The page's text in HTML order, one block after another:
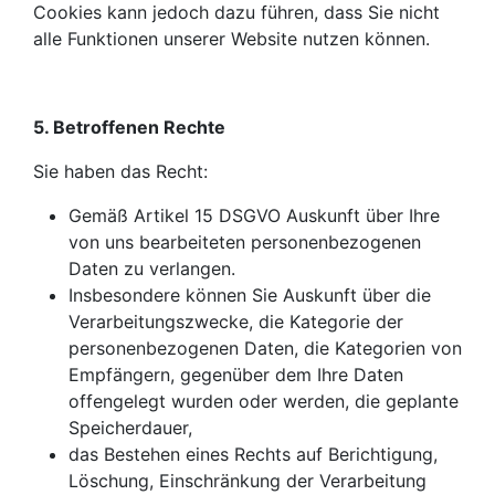
Cookies kann jedoch dazu führen, dass Sie nicht
alle Funktionen unserer Website nutzen können.
5. Betroffenen Rechte
Sie haben das Recht:
Gemäß Artikel 15 DSGVO Auskunft über Ihre
von uns bearbeiteten personenbezogenen
Daten zu verlangen.
Insbesondere können Sie Auskunft über die
Verarbeitungszwecke, die Kategorie der
personenbezogenen Daten, die Kategorien von
Empfängern, gegenüber dem Ihre Daten
offengelegt wurden oder werden, die geplante
Speicherdauer,
das Bestehen eines Rechts auf Berichtigung,
Löschung, Einschränkung der Verarbeitung